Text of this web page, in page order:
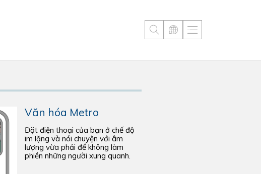
Văn hóa Metro
Đặt điện thoại của bạn ở chế độ
im lặng và nói chuyện với âm
lượng vừa phải để không làm
phiền những người xung quanh.